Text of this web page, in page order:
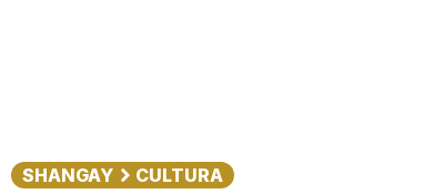
SHANGAY CULTURA